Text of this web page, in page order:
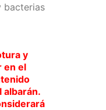
bacterias
y
en el
albarán.